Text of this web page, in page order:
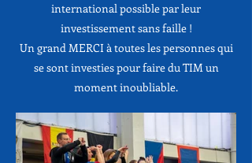
international possible par leur
investissement sans faille !
Un grand MERCI à toutes les personnes qui
se sont investies pour faire du TIM un
moment inoubliable.